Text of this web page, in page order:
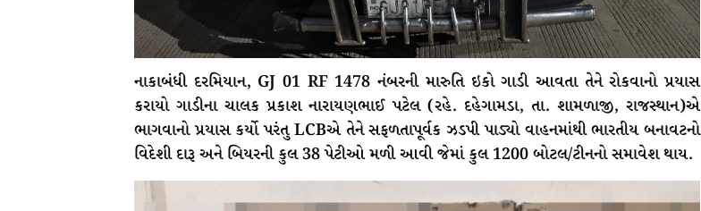
નાકાબંધી દરમિયાન, GJ 01 RF 1478 નંબરની મારુતિ ઇકો ગાડી આવતા તેને રોકવાનો પ્રયાસ
કરાયો ગાડીના ચાલક પ્રકાશ નારાયણભાઈ પટેલ (રહે. દહેગામડા, તા. શામળાજી, રાજસ્થાન)એ
ભાગવાનો પ્રયાસ કર્યો પરંતુ LCBએ તેને સફળતાપૂર્વક ઝડપી પાડ્યો વાહનમાંથી ભારતીય બનાવટનો
વિદેશી દારૂ અને બિયરની કુલ 38 પેટીઓ મળી આવી જેમાં કુલ 1200 બોટલ/ટીનનો સમાવેશ થાય.